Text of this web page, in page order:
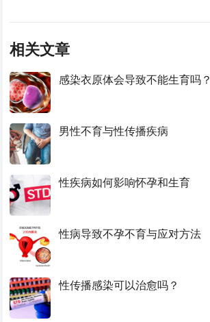
相关文章
感染衣原体会导致不能生育吗？
男性不育与性传播疾病
性疾病如何影响怀孕和生育
性病导致不孕不育与应对方法
性传播感染可以治愈吗？